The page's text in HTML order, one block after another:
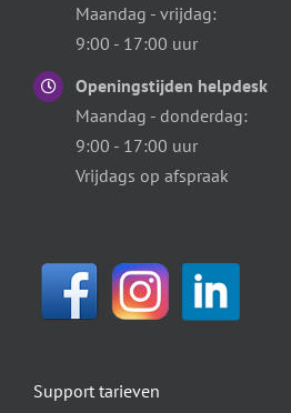
Maandag - vrijdag:
9:00 - 17:00 uur
Openingstijden helpdesk
Maandag - donderdag:
9:00 - 17:00 uur
Vrijdags op afspraak
Support tarieven